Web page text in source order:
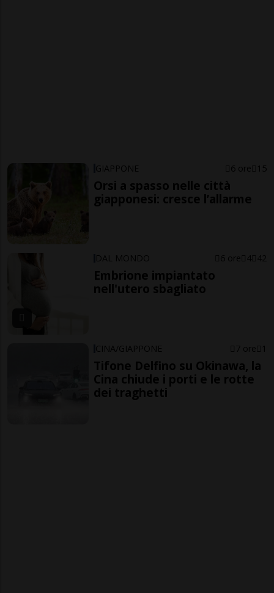
GIAPPONE 6 ore 15
Orsi a spasso nelle città
giapponesi: cresce l’allarme
DAL MONDO 6 ore 4 42
Embrione impiantato
nell'utero sbagliato
CINA/GIAPPONE 7 ore 1
Tifone Delfino su Okinawa, la
Cina chiude i porti e le rotte
dei traghetti